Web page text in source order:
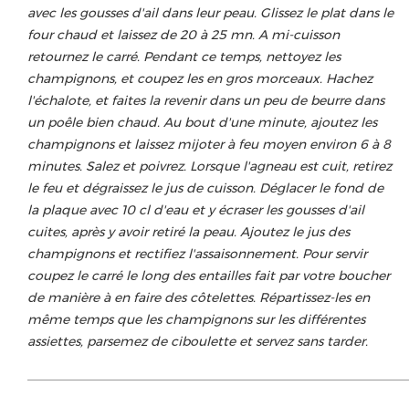
avec les gousses d'ail dans leur peau. Glissez le plat dans le
four chaud et laissez de 20 à 25 mn. A mi-cuisson
retournez le carré. Pendant ce temps, nettoyez les
champignons, et coupez les en gros morceaux. Hachez
l'échalote, et faites la revenir dans un peu de beurre dans
un poêle bien chaud. Au bout d'une minute, ajoutez les
champignons et laissez mijoter à feu moyen environ 6 à 8
minutes. Salez et poivrez. Lorsque l'agneau est cuit, retirez
le feu et dégraissez le jus de cuisson. Déglacer le fond de
la plaque avec 10 cl d'eau et y écraser les gousses d'ail
cuites, après y avoir retiré la peau. Ajoutez le jus des
champignons et rectifiez l'assaisonnement. Pour servir
coupez le carré le long des entailles fait par votre boucher
de manière à en faire des côtelettes. Répartissez-les en
même temps que les champignons sur les différentes
assiettes, parsemez de ciboulette et servez sans tarder.